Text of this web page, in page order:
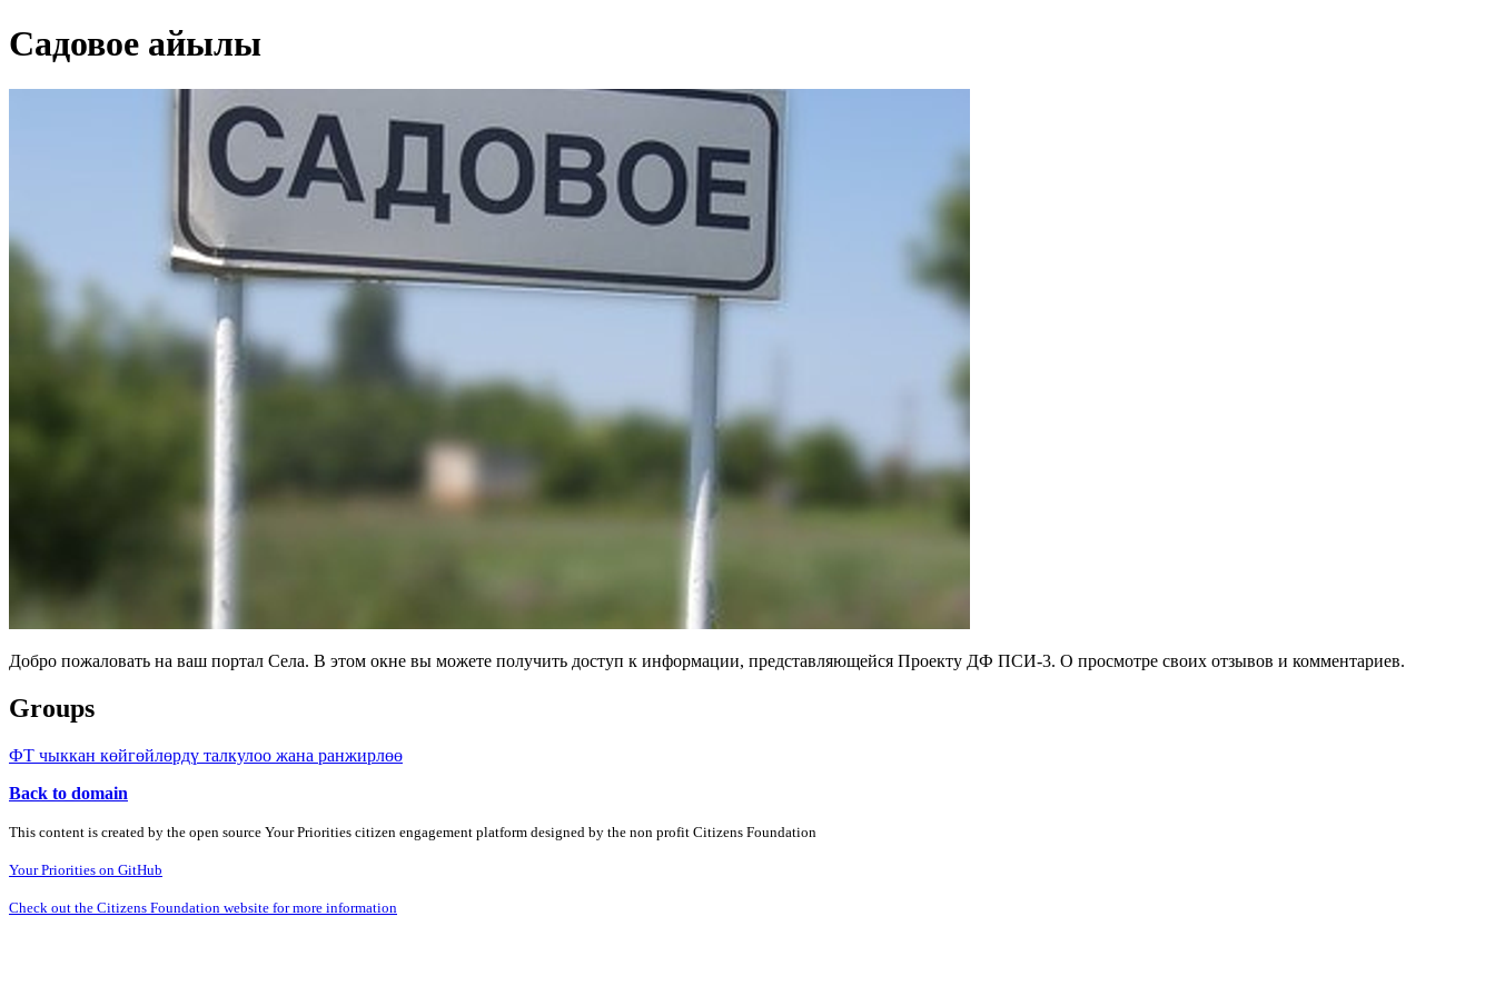
Садовое айылы
Добро пожаловать на ваш портал Села. В этом окне вы можете получить доступ к информации, представляющейся Проекту ДФ ПСИ-3. О просмотре своих отзывов и комментариев.
Groups
ФТ чыккан көйгөйлөрдү талкулоо жана ранжирлөө
Back to domain
This content is created by the open source Your Priorities citizen engagement platform designed by the non profit Citizens Foundation
Your Priorities on GitHub
Check out the Citizens Foundation website for more information